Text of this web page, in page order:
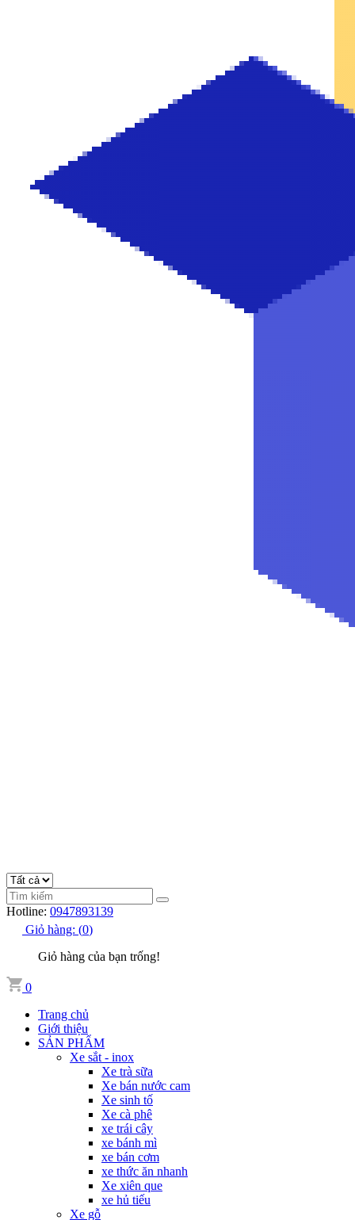
Hotline: 0947893139
Giỏ hàng: (0)
Giỏ hàng của bạn trống!
0
Trang chủ
Giới thiệu
SẢN PHẨM
Xe sắt - inox
Xe trà sữa
Xe bán nước cam
Xe sinh tố
Xe cà phê
xe trái cây
xe bánh mì
xe bán cơm
xe thức ăn nhanh
Xe xiên que
xe hủ tiếu
Xe gỗ